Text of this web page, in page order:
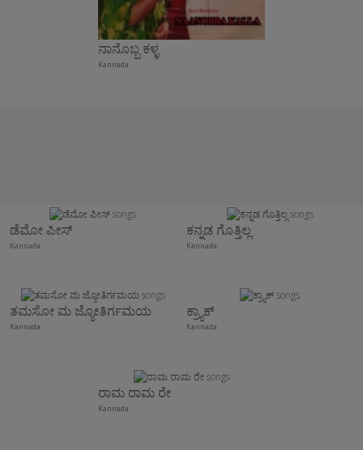
ನಾನೊಬ್ಬ ಕಳ್ಳ
Kannada
ಡೆಮೋ ಪೀಸ್
Kannada
ಕನ್ನಡ ಗೊತ್ತಿಲ್ಲ
Kannada
ತಮಸೋ ಮ ಜ್ಯೋತಿರ್ಗಮಯ
Kannada
ಕ್ರ್ಯಾಕ್
Kannada
ರಾಮ ರಾಮ ರೇ
Kannada